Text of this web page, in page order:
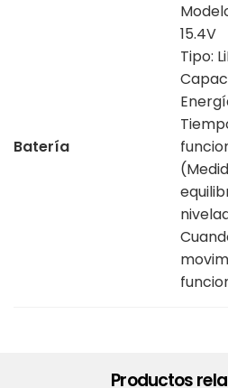
Batería
15.4V
Tipo:
Productos